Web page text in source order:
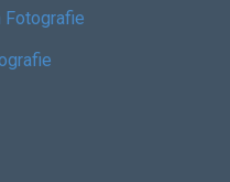
Fotografie